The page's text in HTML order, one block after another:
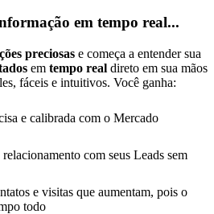
em tempo real...
preciosas e começa a entender sua
em tempo real direto em sua mãos
fáceis e intuitivos. Você ganha:
e calibrada com o Mercado
com seus Leads sem
e visitas que aumentam, pois o
todo